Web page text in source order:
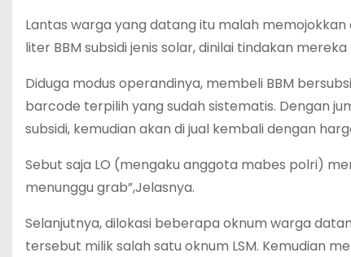
Lantas warga yang datang itu malah
liter BBM subsidi jenis solar, dinilai tindakan
Diduga modus operandinya, membeli BBM
barcode terpilih yang sudah sistematis. Dengan
subsidi, kemudian akan di jual kembali dengan
Sebut saja LO (mengaku anggota mabes polri)
menunggu grab”,Jelasnya.
Selanjutnya, dilokasi beberapa oknum warga
tersebut milik salah satu oknum LSM. Kemudian